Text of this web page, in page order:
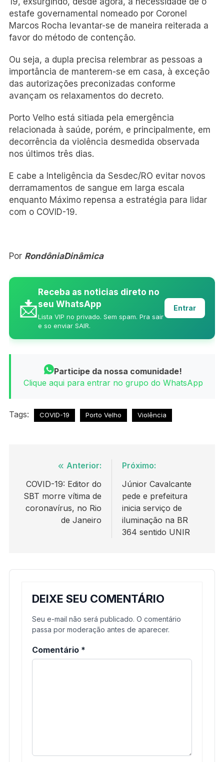
estafe governamental nomeado por Coronel
Marcos Rocha levantar-se de maneira reiterada a
favor do método de contenção.
Ou seja, a dupla precisa relembrar as pessoas a
importância de manterem-se em casa, à exceção
das autorizações preconizadas conforme
avançam os relaxamentos do decreto.
Porto Velho está sitiada pela emergência
relacionada à saúde, porém, e principalmente, em
decorrência da violência desmedida observada
nos últimos três dias.
E cabe a Inteligência da Sesdec/RO evitar novos
derramamentos de sangue em larga escala
enquanto Máximo repensa a estratégia para lidar
com o COVID-19.
Por RondôniaDinâmica
📩
Receba as noticias direto no
seu WhatsApp
Lista VIP no privado. Sem spam. Pra sair
e so enviar SAIR.
Entrar
Participe da nossa comunidade!
Clique aqui para entrar no grupo do WhatsApp
Tags: COVID-19 Porto Velho Violência
Navegação
de
Post
Anterior:
COVID-19: Editor do
SBT morre vítima de
coronavírus, no Rio
de Janeiro
Próximo:
Júnior Cavalcante
pede e prefeitura
inicia serviço de
iluminação na BR
364 sentido UNIR
DEIXE SEU COMENTÁRIO
Seu e-mail não será publicado. O comentário
passa por moderação antes de aparecer.
Comentário *